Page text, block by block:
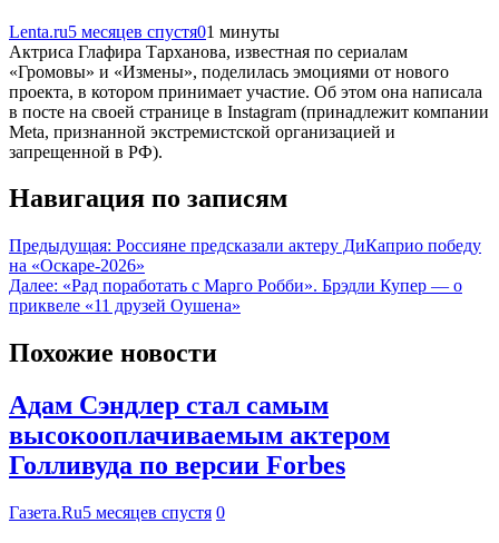
Lenta.ru5 месяцев спустя01 минуты
Актриса Глафира Тарханова, известная по сериалам
«Громовы» и «Измены», поделилась эмоциями от нового
проекта, в котором принимает участие. Об этом она написала
в посте на своей странице в Instagram (принадлежит компании
Meta, признанной экстремистской организацией и
запрещенной в РФ).
Навигация по записям
Предыдущая: Россияне предсказали актеру ДиКаприо победу
на «Оскаре-2026»
Далее: «Рад поработать с Марго Робби». Брэдли Купер — о
приквеле «11 друзей Оушена»
Похожие новости
Адам Сэндлер стал самым
высокооплачиваемым актером
Голливуда по версии Forbes
Газета.Ru5 месяцев спустя 0